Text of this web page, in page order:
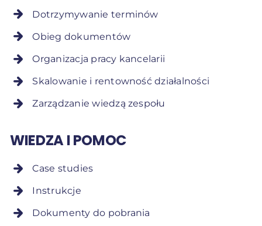
Dotrzymywanie terminów
Obieg dokumentów
Organizacja pracy kancelarii
Skalowanie i rentowność działalności
Zarządzanie wiedzą zespołu
WIEDZA I POMOC
Case studies
Instrukcje
Dokumenty do pobrania